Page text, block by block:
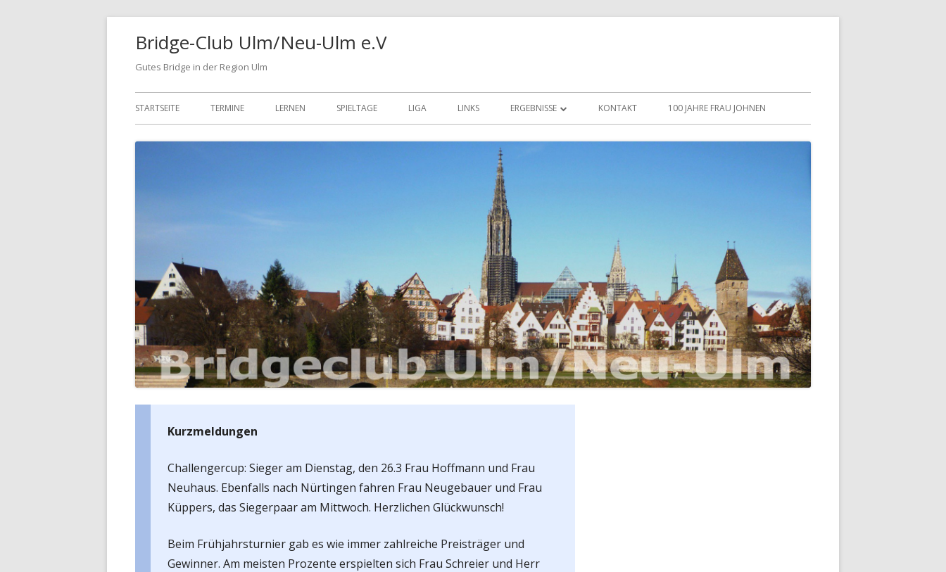
Bridge-Club Ulm/Neu-Ulm e.V
Gutes Bridge in der Region Ulm
Primäres
Menü
STARTSEITE TERMINE LERNEN SPIELTAGE LIGA LINKS ERGEBNISSE KONTAKT 100 JAHRE FRAU JOHNEN
Kurzmeldungen
Challengercup: Sieger am Dienstag, den 26.3 Frau Hoffmann und Frau
Neuhaus. Ebenfalls nach Nürtingen fahren Frau Neugebauer und Frau
Küppers, das Siegerpaar am Mittwoch. Herzlichen Glückwunsch!
Beim Frühjahrsturnier gab es wie immer zahlreiche Preisträger und
Gewinner. Am meisten Prozente erspielten sich Frau Schreier und Herr